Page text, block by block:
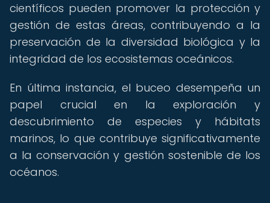
científicos pueden promover la protección y
gestión de estas áreas, contribuyendo a la
preservación de la diversidad biológica y la
integridad de los ecosistemas oceánicos.
En última instancia, el buceo desempeña un
papel crucial en la exploración y
descubrimiento de especies y hábitats
marinos, lo que contribuye significativamente
a la conservación y gestión sostenible de los
océanos.